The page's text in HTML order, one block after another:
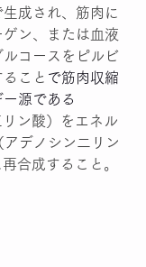
成され、筋肉に
ン、または血液
コースをピルビ
こと で筋肉収縮
源である
ン酸）をエネル
デノシン二リン
合成すること。